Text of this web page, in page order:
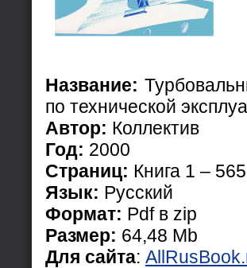
Название:
по технической
Автор: Коллектив
Год: 2000
Страниц: Книга 1 –
Язык: Русский
Формат: Pdf в zip
Размер: 64,48 Mb
Для сайта: